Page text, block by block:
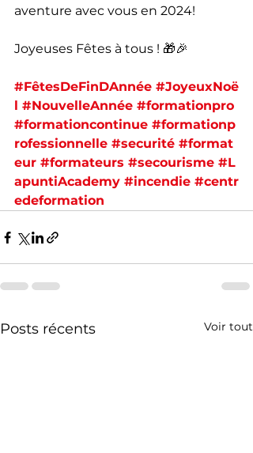
aventure avec vous en 2024!
Joyeuses Fêtes à tous ! 🎁🎉
#FêtesDeFinDAnnée #JoyeuxNoë
l #NouvelleAnnée #formationpro
#formationcontinue #formationp
rofessionnelle #securité #format
eur #formateurs #secourisme #L
apuntiAcademy #incendie #centr
edeformation
Posts récents Voir tout